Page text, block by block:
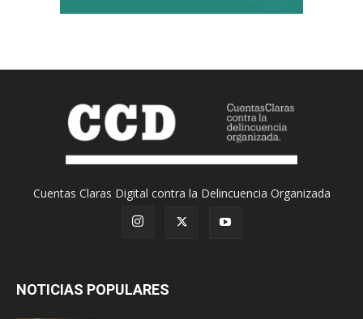
Cuentas Claras Digital contra la Delincuencia Organizada
NOTICIAS POPULARES